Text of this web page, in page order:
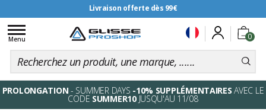
Livraison offerte dès 99€
0
Toggle
navigation
Menu
PROLONGATION - SUMMER DAYS -10% SUPPLÉMENTAIRES AVEC LE
CODE SUMMER10JUSQU'AU 11/08